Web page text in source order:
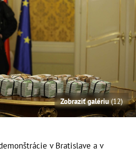
Zobraziť galériu(12)
v Bratislave a v